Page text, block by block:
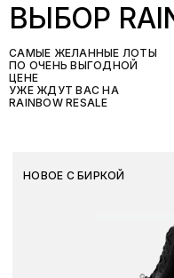
ВЫБОР
САМЫЕ ЖЕЛАННЫЕ ЛОТЫ
ПО ОЧЕНЬ ВЫГОДНОЙ
ЦЕНЕ
УЖЕ ЖДУТ ВАС НА
RAINBOW RESALE
НОВОЕ С БИРКОЙ